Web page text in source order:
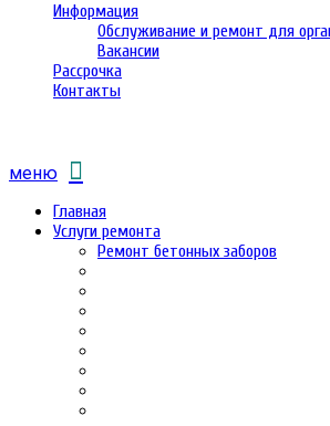
Информация
Обслуживание и ремонт для
Вакансии
Рассрочка
Контакты
меню
Главная
Услуги ремонта
Ремонт бетонных заборов